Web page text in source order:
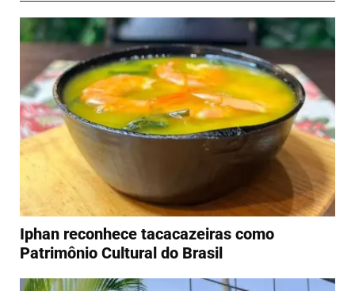
Iphan reconhece tacacazeiras como
Patrimônio Cultural do Brasil